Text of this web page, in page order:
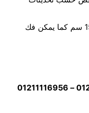
أبعاد الماكينة الخارجي 65× 90 × 155 سم كما يمكن فك
موبايل 01211116954 – 01211116955 – 01211116956